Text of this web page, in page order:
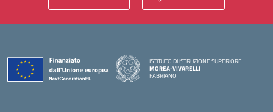
ISTITUTO DI ISTRUZIONE SUPERIORE
MOREA-VIVARELLI
FABRIANO